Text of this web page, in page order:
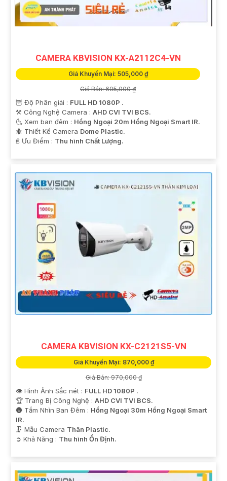
CAMERA KBVISION KX-A2112C4-VN
Giá Khuyến Mại: 505,000 ₫
Giá Bán: 605,000 ₫
🦉 Độ Phân giải : FULL HD 1080P .
⚒ Công Nghệ Camera : AHD CVI TVI BCS.
🌜 Xem ban đêm : Hồng Ngoại 20m Hồng Ngoại Smart IR.
🐜 Thiết Kế Camera Dome Plastic.
️₤ Ưu Điểm : Thu hình Chất Lượng.
CAMERA KBVISION KX-C2121S5-VN
Giá Khuyến Mại: 870,000 ₫
Giá Bán: 970,000 ₫
👁 Hình Ảnh Sắc nét : FULL HD 1080P .
🏆 Trang Bị Công Nghệ : AHD CVI TVI BCS.
🌚 Tầm Nhìn Ban Đêm : Hồng Ngoại 30m Hồng Ngoại Smart
IR.
🗜️ Mẫu Camera Thân Plastic.
️➲ Khả Năng : Thu hình Ổn Định.